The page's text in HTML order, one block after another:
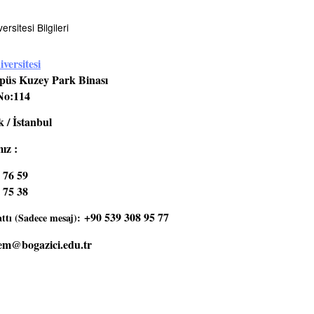
Bilgileri
Kuzey Park Binası
/ İstanbul
:
59
38
(Sadece mesaj): +90 539 308 95 77